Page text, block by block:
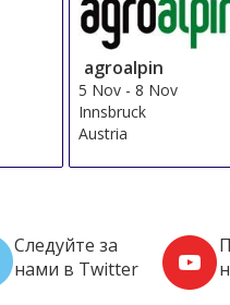
agroalpin
5 Nov -8 Nov
Innsbruck
Austria
Следуйте за
нами в Twitter